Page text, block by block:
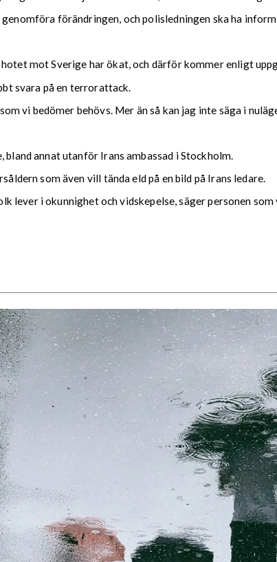
förändringen, och polisledningen ska ha
mot Sverige har ökat, och därför kommer enligt
svara på en terrorattack.
vi bedömer behövs. Mer än så kan jag inte säga i
bland annat utanför Irans ambassad i Stockholm.
som även vill tända eld på en bild på Irans ledare.
lever i okunnighet och vidskepelse, säger personen